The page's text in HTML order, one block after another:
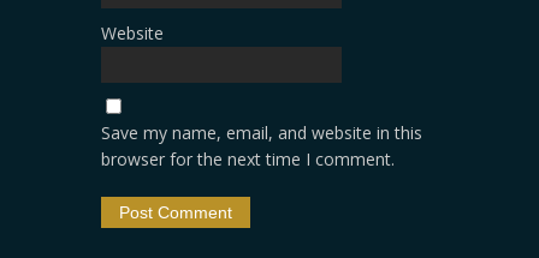
Website
Save my name, email, and website in this
browser for the next time I comment.